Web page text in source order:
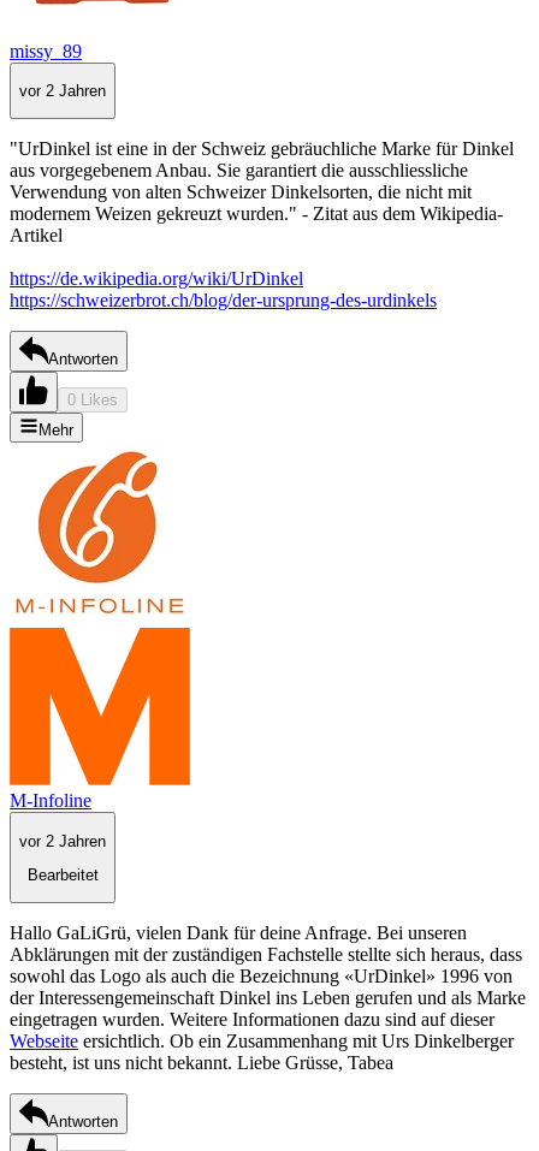
missy_89
vor 2 Jahren
"UrDinkel ist eine in der Schweiz gebräuchliche Marke für Dinkel
aus vorgegebenem Anbau. Sie garantiert die ausschliessliche
Verwendung von alten Schweizer Dinkelsorten, die nicht mit
modernem Weizen gekreuzt wurden." - Zitat aus dem Wikipedia-
Artikel
https://de.wikipedia.org/wiki/UrDinkel
https://schweizerbrot.ch/blog/der-ursprung-des-urdinkels
Antworten
0 Likes
Mehr
M-Infoline
vor 2 Jahren
Bearbeitet
Hallo GaLiGrü, vielen Dank für deine Anfrage. Bei unseren
Abklärungen mit der zuständigen Fachstelle stellte sich heraus, dass
sowohl das Logo als auch die Bezeichnung «UrDinkel» 1996 von
der Interessengemeinschaft Dinkel ins Leben gerufen und als Marke
eingetragen wurden. Weitere Informationen dazu sind auf dieser
Webseite ersichtlich. Ob ein Zusammenhang mit Urs Dinkelberger
besteht, ist uns nicht bekannt. Liebe Grüsse, Tabea
Antworten